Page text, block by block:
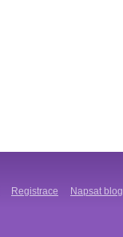
Registrace Napsat blog